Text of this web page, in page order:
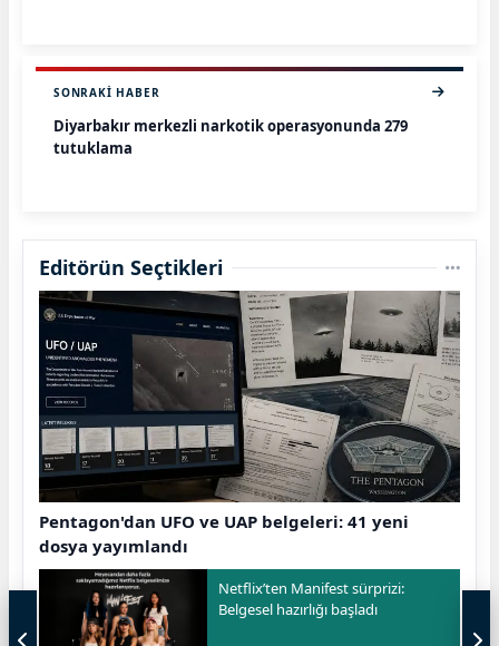
SONRAKI HABER
Diyarbakır merkezli narkotik operasyonunda 279
tutuklama
Editörün Seçtikleri
Pentagon'dan UFO ve UAP belgeleri: 41 yeni
dosya yayımlandı
Netflix’ten Manifest sürprizi:
Belgesel hazırlığı başladı